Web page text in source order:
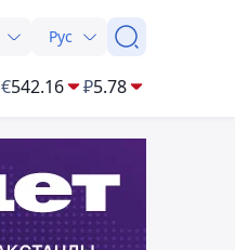
Рус
€542.16 ₽5.78